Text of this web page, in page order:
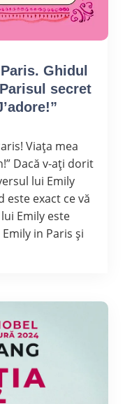
Ghidul
secret
Viața mea
Dacă v-ați dorit
lui Emily
este exact ce vă
Emily este
in Paris și